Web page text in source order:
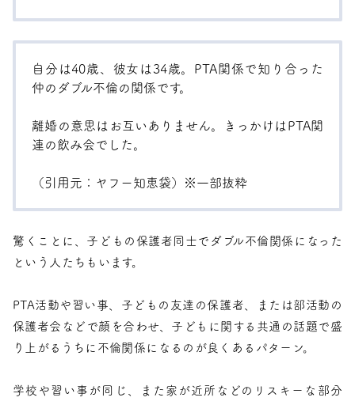
自分は40歳、彼女は34歳。PTA関係で知り合った
仲のダブル不倫の関係です。
離婚の意思はお互いありません。きっかけはPTA関
連の飲み会でした。
（引用元： ヤフー知恵袋）※一部抜粋
驚くことに、子どもの保護者同士でダブル不倫関係になった
という人たちもいます。
PTA活動や習い事、子どもの友達の保護者、または部活動の
保護者会などで顔を合わせ、子どもに関する共通の話題で盛
り上がるうちに不倫関係になるのが良くあるパターン。
学校や習い事が同じ、また家が近所などのリスキーな部分